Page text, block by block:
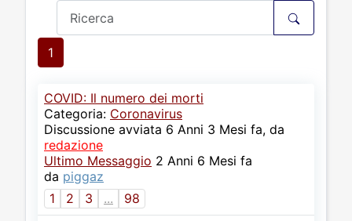
1
COVID: Il numero dei morti
Categoria: Coronavirus
Discussione avviata 6 Anni 3 Mesi fa, da
redazione
Ultimo Messaggio 2 Anni 6 Mesi fa
da piggaz
1
2 3 ...
98